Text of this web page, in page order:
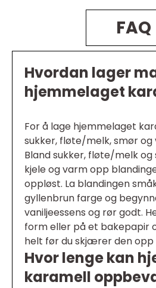
FAQ
Hvordan lager
hjemmelaget
For å lage hjemmelaget
sukker, fløte/melk, smør og
Bland sukker, fløte/melk
kjele og varm opp
oppløst. La blandingen
gyllenbrun farge og
vaniljeessens og rør godt.
form eller på et bakepapir
helt før du skjærer den opp
Hvor lenge kan
karamell